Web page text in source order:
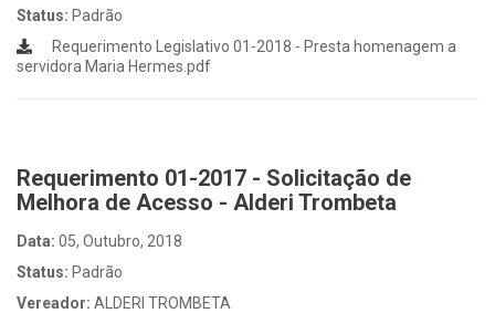
Status: Padrão
Requerimento Legislativo 01-2018 - Presta homenagem a
servidora Maria Hermes.pdf
Requerimento 01-2017 - Solicitação de
Melhora de Acesso - Alderi Trombeta
Data: 05, Outubro, 2018
Status: Padrão
Vereador: ALDERI TROMBETA